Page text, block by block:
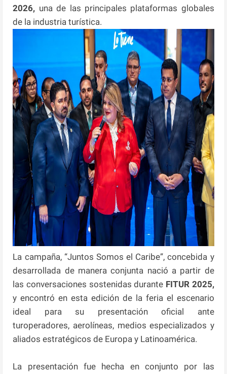
2026, una de las principales plataformas globales
de la industria turística.
La campaña, “Juntos Somos el Caribe”, concebida y
desarrollada de manera conjunta nació a partir de
las conversaciones sostenidas durante FITUR 2025,
y encontró en esta edición de la feria el escenario
ideal para su presentación oficial ante
turoperadores, aerolíneas, medios especializados y
aliados estratégicos de Europa y Latinoamérica.
La presentación fue hecha en conjunto por las